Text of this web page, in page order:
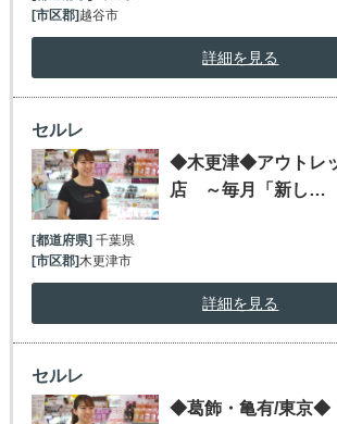
[市区郡] 越谷市
詳細を見る
セルレ
◆木更津◆アウトレ
店 ～毎月「新し…
[都道府県]千葉県
[市区郡]木更津市
詳細を見る
セルレ
◆葛飾・亀有/東京◆